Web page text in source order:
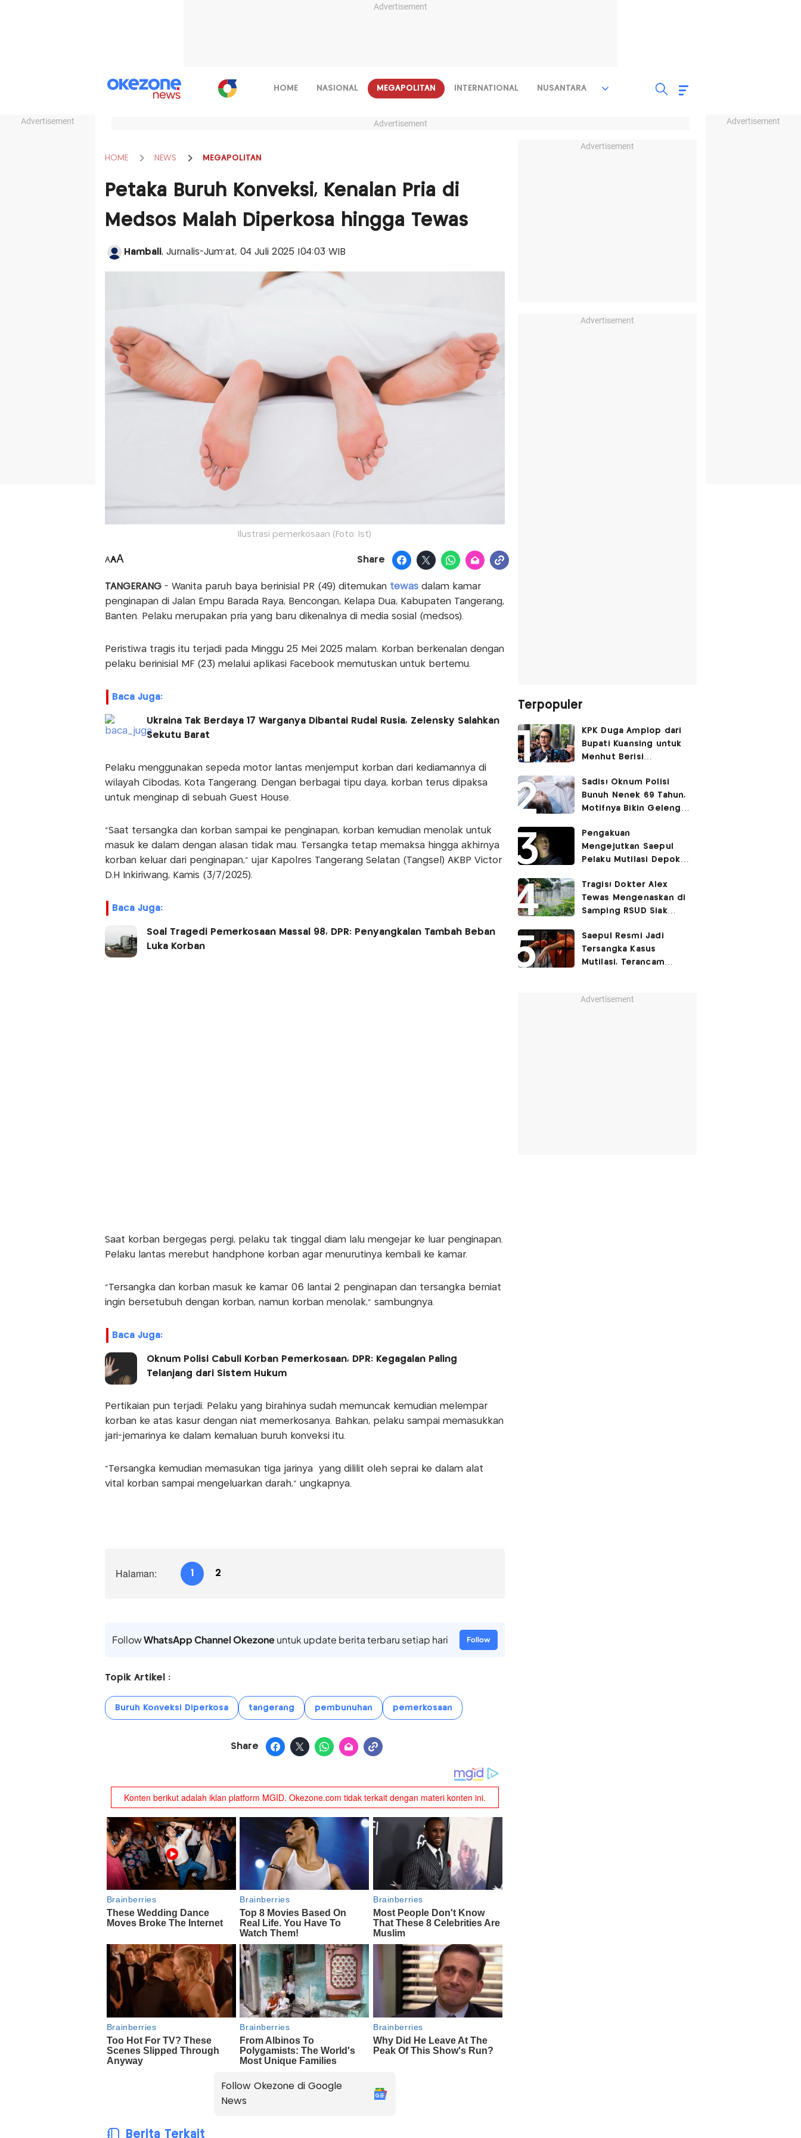
Advertisement
Advertisement Advertisement
HOME NASIONAL MEGAPOLITAN INTERNATIONAL NUSANTARA
Advertisement
HOME NEWS MEGAPOLITAN
Petaka Buruh Konveksi, Kenalan Pria di
Medsos Malah Diperkosa hingga Tewas
Hambali, Jurnalis-Jum'at, 04 Juli 2025 |04:03 WIB
Ilustrasi pemerkosaan (Foto: Ist)
AAA Share
TANGERANG - Wanita paruh baya berinisial PR (49) ditemukan tewas dalam kamar
penginapan di Jalan Empu Barada Raya, Bencongan, Kelapa Dua, Kabupaten Tangerang,
Banten. Pelaku merupakan pria yang baru dikenalnya di media sosial (medsos).
Peristiwa tragis itu terjadi pada Minggu 25 Mei 2025 malam. Korban berkenalan dengan
pelaku berinisial MF (23) melalui aplikasi Facebook memutuskan untuk bertemu.
Baca Juga:
Ukraina Tak Berdaya 17 Warganya Dibantai Rudal Rusia, Zelensky Salahkan
Sekutu Barat
Pelaku menggunakan sepeda motor lantas menjemput korban dari kediamannya di
wilayah Cibodas, Kota Tangerang. Dengan berbagai tipu daya, korban terus dipaksa
untuk menginap di sebuah Guest House.
"Saat tersangka dan korban sampai ke penginapan, korban kemudian menolak untuk
masuk ke dalam dengan alasan tidak mau. Tersangka tetap memaksa hingga akhirnya
korban keluar dari penginapan," ujar Kapolres Tangerang Selatan (Tangsel) AKBP Victor
D.H Inkiriwang, Kamis (3/7/2025).
Baca Juga:
Soal Tragedi Pemerkosaan Massal 98, DPR: Penyangkalan Tambah Beban
Luka Korban
Saat korban bergegas pergi, pelaku tak tinggal diam lalu mengejar ke luar penginapan.
Pelaku lantas merebut handphone korban agar menurutinya kembali ke kamar.
"Tersangka dan korban masuk ke kamar 06 lantai 2 penginapan dan tersangka berniat
ingin bersetubuh dengan korban, namun korban menolak," sambungnya.
Baca Juga:
Oknum Polisi Cabuli Korban Pemerkosaan, DPR: Kegagalan Paling
Telanjang dari Sistem Hukum
Pertikaian pun terjadi. Pelaku yang birahinya sudah memuncak kemudian melempar
korban ke atas kasur dengan niat memerkosanya. Bahkan, pelaku sampai memasukkan
jari-jemarinya ke dalam kemaluan buruh konveksi itu.
"Tersangka kemudian memasukan tiga jarinya yang dililit oleh seprai ke dalam alat
vital korban sampai mengeluarkan darah," ungkapnya.
Halaman: 1 2
FollowWhatsApp Channel Okezoneuntuk update berita terbaru setiap hari Follow
Topik Artikel :
Buruh Konveksi Diperkosa tangerang pembunuhan pemerkosaan
Share
Follow Okezone di Google
News
Berita Terkait
Advertisement
Advertisement
Terpopuler
KPK Duga Amplop dari
Bupati Kuansing untuk
Menhut Berisi
Pengembaliannya
Belum Utuh
Sadis! Oknum Polisi
Bunuh Nenek 69 Tahun,
Motifnya Bikin Geleng
Pengakuan
Mengejutkan Saepul
Pelaku Mutilasi Depok:
Korban di Kontrakan
Tragis! Dokter Alex
Tewas Mengenaskan di
Samping RSUD Siak
Rocuronium
Saepul Resmi Jadi
Tersangka Kasus
Mutilasi, Terancam
Advertisement